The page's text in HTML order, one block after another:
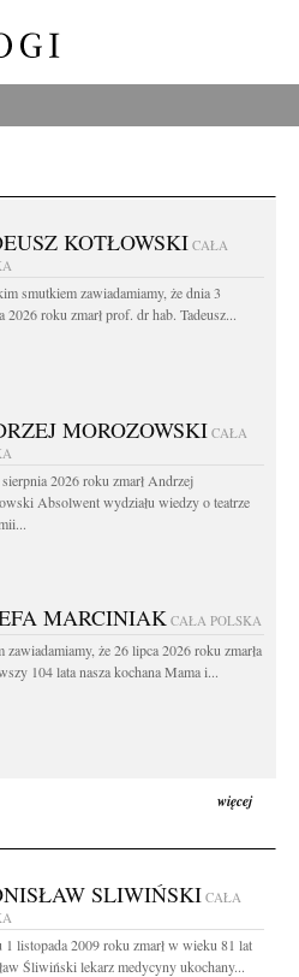
KOTŁOWSKICAŁA
smutkiem zawiadamiamy, że dnia 3
2026 roku zmarł prof. dr hab. Tadeusz...
MOROZOWSKICAŁA
2026 roku zmarł Andrzej
Absolwent wydziału wiedzy o teatrze
MARCINIAK CAŁA POLSKA
zawiadamiamy, że 26 lipca 2026 roku zmarła
104 lata nasza kochana Mama i...
więcej
SLIWIŃSKICAŁA
1 listopada 2009 roku zmarł w wieku 81 lat
Śliwiński lekarz medycyny ukochany...